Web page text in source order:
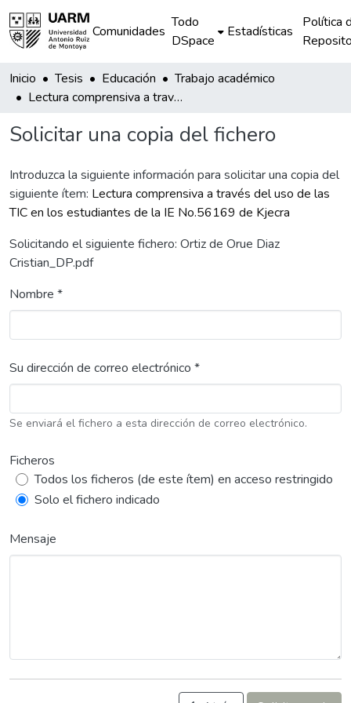
Comunidades
Todo
DSpace
Estadísticas
Política
Inicio Tesis Educación
Trabajo académico
Lectura comprensiva a través del uso de las TIC en los estudiantes de la IE No.56169 de Kjecra
Solicitar una copia del fichero
Introduzca la siguiente información para solicitar una copia del
siguiente ítem: Lectura comprensiva a través del uso de las
TIC en los estudiantes de la IE No.56169 de Kjecra
Solicitando el siguiente fichero: Ortiz de Orue Diaz
Cristian_DP.pdf
Nombre *
Su dirección de correo electrónico *
Se enviará el fichero a esta dirección de correo electrónico.
Ficheros
Todos los ficheros (de este ítem) en acceso restringido
Solo el fichero indicado
Mensaje